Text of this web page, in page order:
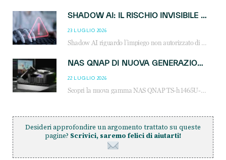
SHADOW AI: IL RISCHIO INVISIBILE CHE LE AZIENDE POSSONO GOVERNARE
23 LUGLIO 2026
Shadow AI riguardo l’impiego non autorizzato di sistemi AI all’interno dell’azienda. E’ una pratica che si diffonde a partire dai dipendenti fino ai dirigenti e mette a repentaglio la cybersecurity, con costi più elevati per le organizzazioni. Due recenti report illustrano il fenomeno e forniscono dati in merito
NAS QNAP DI NUOVA GENERAZIONE: PIÙ PRESTAZIONI, SCALABILITÀ E PROTEZIONE DEI DATI PER LE INFRASTRUTTURE IT MODERNE
22 LUGLIO 2026
Scopri la nuova gamma NAS QNAP TS-h1465U-RP, TS-h1065eU e TS-h665U: storage aziendale con ZFS, DDR5, E1.S NVMe e connettività 2.5GbE per backup, virtualizzazione e cybersecurity.
Desideri approfondire un argomento trattato su queste
pagine? Scrivici, saremo felici di aiutarti!